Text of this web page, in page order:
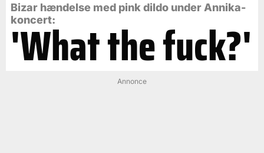
Bizar hændelse med pink dildo under Annika-
koncert:
'What the fuck?'
Annonce